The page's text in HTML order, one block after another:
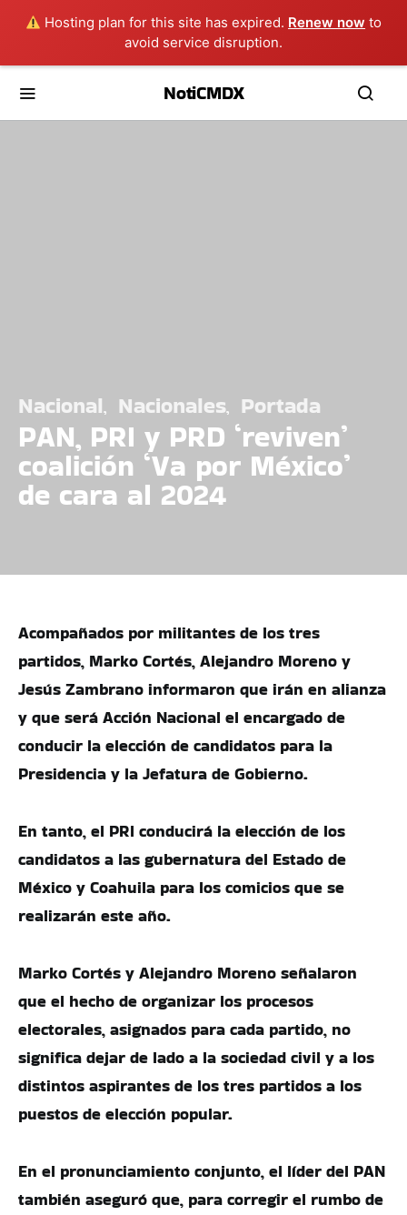
Hosting plan for this site has expired. Renew now to
avoid service disruption.
NotiCMDX
Nacional Nacionales Portada
PAN, PRI y PRD ‘reviven’
coalición ‘Va por México’
de cara al 2024
Acompañados por militantes de los tres
partidos, Marko Cortés, Alejandro Moreno y
Jesús Zambrano informaron que irán en alianza
y que será Acción Nacional el encargado de
conducir la elección de candidatos para la
Presidencia y la Jefatura de Gobierno.
En tanto, el PRI conducirá la elección de los
candidatos a las gubernatura del Estado de
México y Coahuila para los comicios que se
realizarán este año.
Marko Cortés y Alejandro Moreno señalaron
que el hecho de organizar los procesos
electorales, asignados para cada partido, no
significa dejar de lado a la sociedad civil y a los
distintos aspirantes de los tres partidos a los
puestos de elección popular.
En el pronunciamiento conjunto, el líder del PAN
también aseguró que, para corregir el rumbo de